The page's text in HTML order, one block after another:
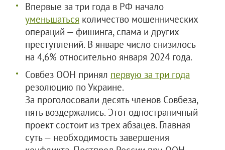
Впервые за три года в РФ начало
уменьшаться количество мошеннических
операций — фишинга, спама и других
преступлений. В январе число снизилось
на 4,6% относительно января 2024 года.
Совбез ООН принял первую за три года
резолюцию по Украине.
За проголосовали десять членов Совбеза,
пять воздержались. Этот одностраничный
проект состоит из трех абзацев. Главная
суть — необходимость завершения